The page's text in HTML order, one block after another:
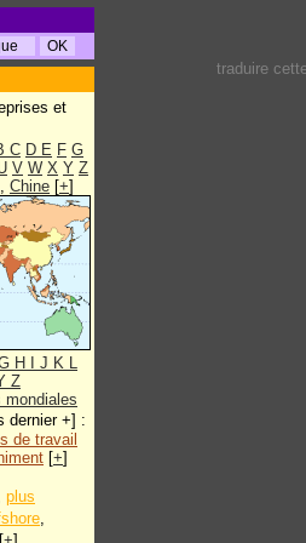
et
C D E F G
V W X Y Z
, Chine [+]
H J K L
Z
mondiales
dernier +] :
de travail
[+]
plus
,
traduire